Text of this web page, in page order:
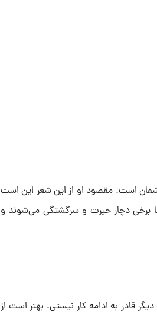
است. مقصود او از این شعر این است
برخی دچار حیرت و سرگشتگی می‌شوند و
قادر به ادامه کار نیستی. بهتر است از